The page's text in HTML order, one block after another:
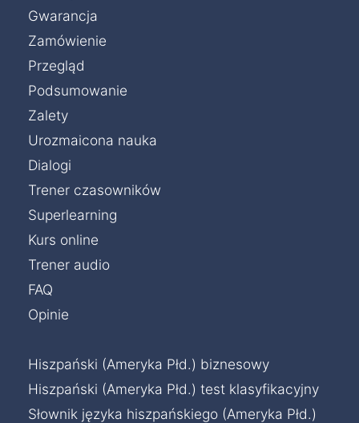
Gwarancja
Zamówienie
Przegląd
Podsumowanie
Zalety
Urozmaicona nauka
Dialogi
Trener czasowników
Superlearning
Kurs online
Trener audio
FAQ
Opinie
Hiszpański (Ameryka Płd.) biznesowy
Hiszpański (Ameryka Płd.) test klasyfikacyjny
Słownik języka hiszpańskiego (Ameryka Płd.)